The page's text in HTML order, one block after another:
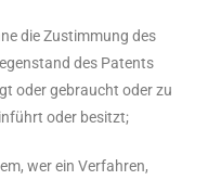
die Zustimmung des
des Patents
oder gebraucht oder zu
oder besitzt;
wer ein Verfahren,